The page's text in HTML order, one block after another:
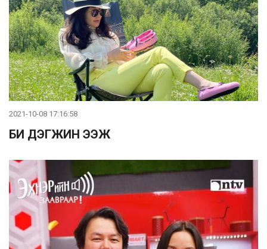
2021-10-08 17:16:58
БИ ДЭГЖИН ЭЭЖ